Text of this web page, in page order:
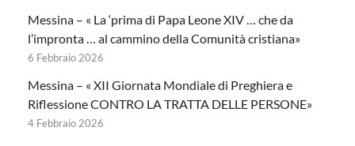
Messina – « La ‘prima di Papa Leone XIV … che da
l’impronta … al cammino della Comunità cristiana»
6 Febbraio 2026
Messina – « XII Giornata Mondiale di Preghiera e
Riflessione CONTRO LA TRATTA DELLE PERSONE»
4 Febbraio 2026